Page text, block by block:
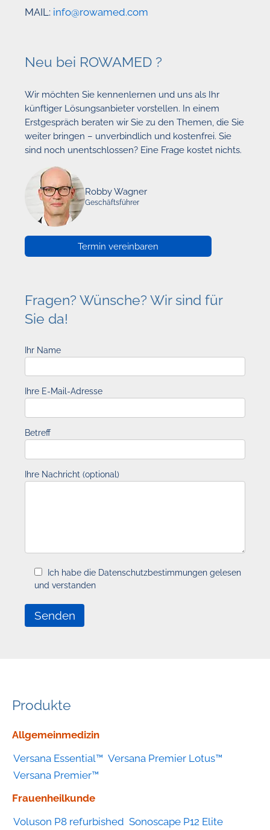
MAIL: info@rowamed.com
Neu bei ROWAMED ?
Wir möchten Sie kennenlernen und uns als Ihr
künftiger Lösungsanbieter vorstellen. In einem
Erstgespräch beraten wir Sie zu den Themen, die Sie
weiter bringen – unverbindlich und kostenfrei. Sie
sind noch unentschlossen? Eine Frage kostet nichts.
Robby Wagner
Geschäftsführer
Termin vereinbaren
Fragen? Wünsche? Wir sind für
Sie da!
Ihr Name
Ihre E-Mail-Adresse
Betreff
Ihre Nachricht (optional)
Ich habe die Datenschutzbestimmungen gelesen
und verstanden
Produkte
Geräte
Kategorie
Allgemeinmedizin
Versana Essential™ Versana Premier Lotus™
Versana Premier™
Frauenheilkunde
Voluson P8 refurbished Sonoscape P12 Elite